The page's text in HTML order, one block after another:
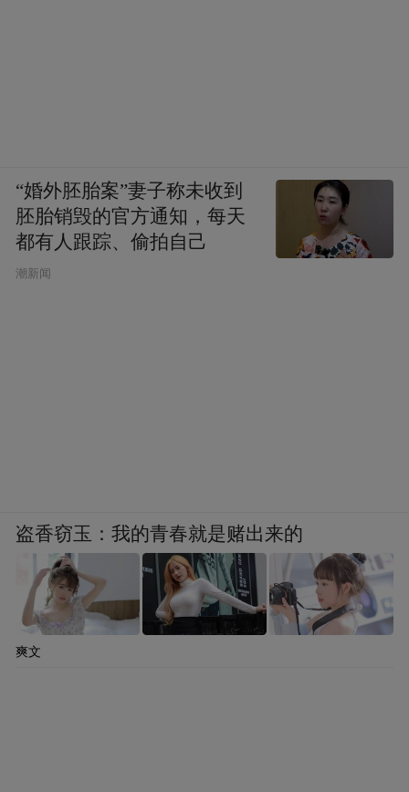
PART 3秀场直击
“婚外胚胎案”妻子称未收到
胚胎销毁的官方通知，每天
都有人跟踪、偷拍自己
潮新闻
盗香窃玉：我的青春就是赌出来的
爽文